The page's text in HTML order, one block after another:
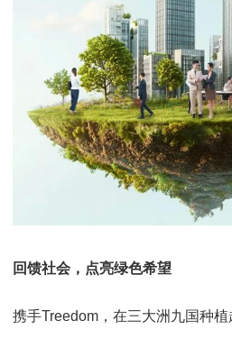
回馈社会，点亮绿色希望
携手Treedom，在三大洲九国种